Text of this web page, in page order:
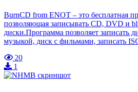
BurnCD from ENOT – это бесплатная
позволяющая записывать CD, DVD и
диски.Программа позволяет записать
музыкой, диск с фильмами, записать
20
1